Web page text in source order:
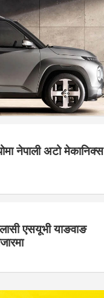
नेपाली अटो मेकानिक्स
एसयूभी याङवाङ